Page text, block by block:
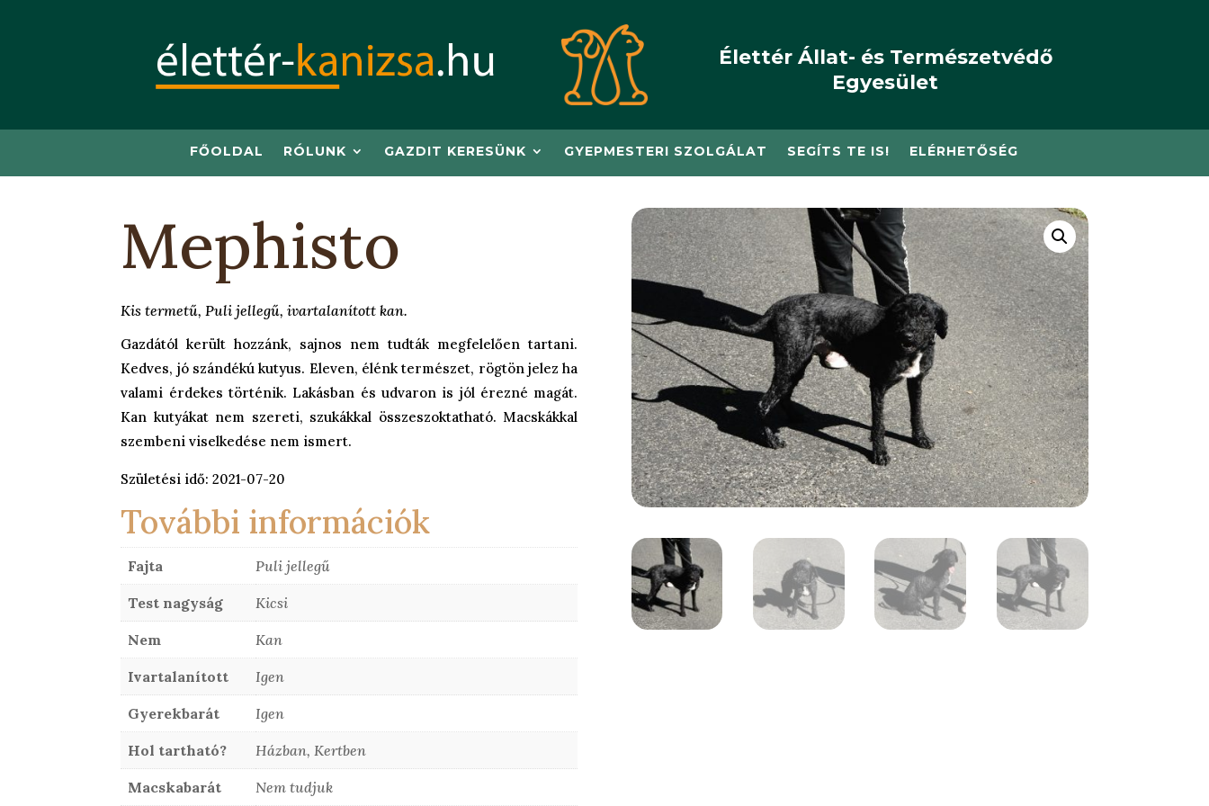
Élettér Állat- és Természetvédő
Egyesület
FŐOLDAL RÓLUNK GAZDIT KERESÜNK GYEPMESTERI SZOLGÁLAT SEGÍTS TE IS! ELÉRHETŐSÉG
Mephisto
Kis termetű, Puli jellegű, ivartalanított kan.
Gazdától került hozzánk, sajnos nem tudták megfelelően tartani.
Kedves, jó szándékú kutyus. Eleven, élénk természet, rögtön jelez ha
valami érdekes történik. Lakásban és udvaron is jól érezné magát.
Kan kutyákat nem szereti, szukákkal összeszoktatható. Macskákkal
szembeni viselkedése nem ismert.
Születési idő: 2021-07-20
További információk
Fajta Puli jellegű
Test nagyság Kicsi
Nem Kan
Ivartalanított Igen
Gyerekbarát Igen
Hol tartható? Házban, Kertben
Macskabarát Nem tudjuk